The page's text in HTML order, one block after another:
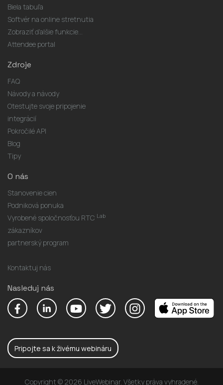
Biela tabuľa
Softvér na online stretnutia
Zobraziť ďalšie funkcie...
Attendee portal
Zdroje
FAQ
Návody a návody
Otestujte svoje pripojenie
integrácií
Pokročilé API
Blog
Tipy
O nás
Stanovenie cien
Podniková ponuka
Vyrobené spoločnosťou RTC Lab
zákazníkov
partnerský program
Kontaktuj nás
Nasleduj nás
Pripojte sa k živému webináru
Copyright © 2026 LiveWebinar. Všetky práva vyhradené.